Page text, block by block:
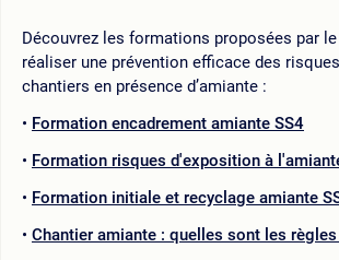
Découvrez les formations proposées par le
réaliser une prévention efficace des
chantiers en présence d’amiante :
Formation encadrement amiante SS4
Formation risques d'exposition à
Formation initiale et recyclage amiante
Chantier amiante : quelles sont les